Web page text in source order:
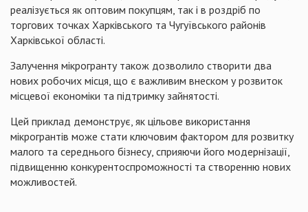
реалізується як оптовим покупцям, так і в роздріб по
торгових точках Харківського та Чугуївського районів
Харківської області.
Залучення мікрогранту також дозволило створити два
нових робочих місця, що є важливим внеском у розвиток
місцевої економіки та підтримку зайнятості.
Цей приклад демонструє, як цільове використання
мікрогрантів може стати ключовим фактором для розвитку
малого та середнього бізнесу, сприяючи його модернізації,
підвищенню конкурентоспроможності та створенню нових
можливостей.